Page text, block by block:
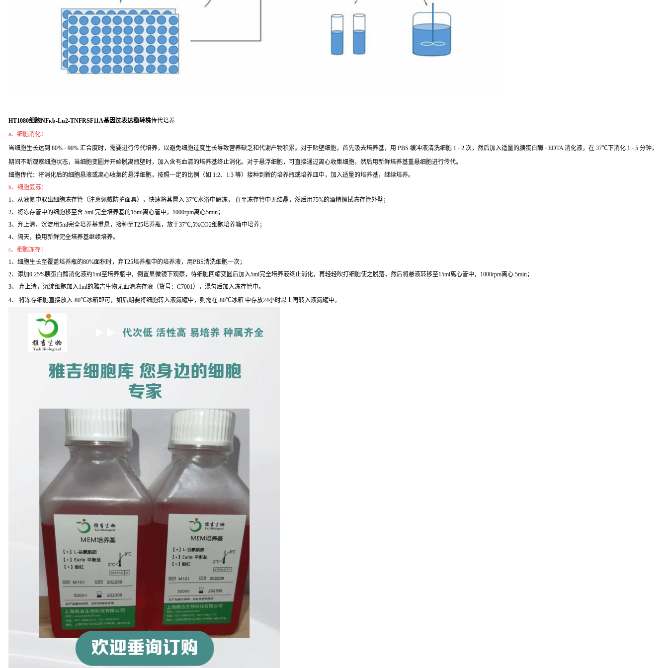
HT1080细胞NFκb-Lu2-TNFRSF11A基因过表达稳转株传代培养
a、细胞消化：
当细胞生长达到 80% - 90% 汇合度时，需要进行传代培养，以避免细胞过度生长导致营养缺乏和代谢产物积累。对于贴壁细胞，首先吸去培养基，用 PBS 缓冲液清洗细胞 1 - 2 次，然后加入适量的胰蛋白酶 - EDTA 消化液，在 37℃下消化 1 - 5 分钟，
期间不断观察细胞状态，当细胞变圆并开始脱离瓶壁时，加入含有血清的培养基终止消化。对于悬浮细胞，可直接通过离心收集细胞，然后用新鲜培养基重悬细胞进行传代。
细胞传代：将消化后的细胞悬液或离心收集的悬浮细胞，按照一定的比例（如 1:2、1:3 等）接种到新的培养瓶或培养皿中，加入适量的培养基，继续培养。
b、细胞复苏：
1、从液氮中取出细胞冻存管（注意佩戴防护面具），快速将其置入 37℃水浴中解冻， 直至冻存管中无结晶，然后用75%的酒精擦拭冻存管外壁；
2、将冻存管中的细胞移至含 5ml 完全培养基的15ml离心管中，1000rpm离心5min；
3、弃上清，沉淀用5ml完全培养基重悬，接种至T25培养瓶，放于37℃,5%CO2细胞培养箱中培养；
4、隔天，换用新鲜完全培养基继续培养。
c、细胞冻存：
1、细胞生长至覆盖培养瓶的80%面积时，弃T25培养瓶中的培养液，用PBS清洗细胞一次；
2、添加0.25%胰蛋白酶消化液约1ml至培养瓶中，倒置显微镜下观察，待细胞回缩变圆后加入5ml完全培养液终止消化，再轻轻吹打细胞使之脱落，然后将悬液转移至15ml离心管中，1000rpm离心 5min；
3、 弃上清，沉淀细胞加入1ml的雅吉生物无血清冻存液（货号：C7001），混匀后加入冻存管中。
4、 将冻存细胞直接放入-80℃冰箱即可，如后期要将细胞转入液氮罐中，则需在-80℃冰箱 中存放24小时以上再转入液氮罐中。